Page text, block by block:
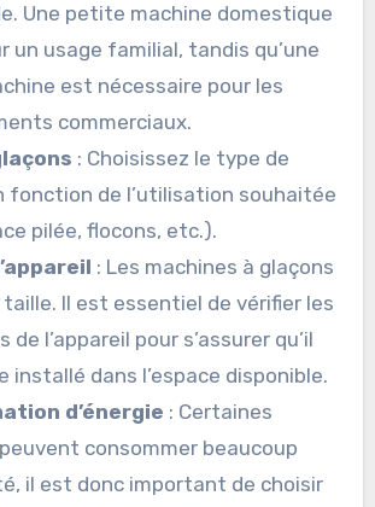
Une petite machine domestique
un usage familial, tandis qu’une
est nécessaire pour les
commerciaux.
: Choisissez le type de
fonction de l’utilisation souhaitée
pilée, flocons, etc.).
: Les machines à glaçons
Il est essentiel de vérifier les
de l’appareil pour s’assurer qu’il
installé dans l’espace disponible.
d’énergie : Certaines
consommer beaucoup
il est donc important de choisir